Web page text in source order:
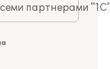
партнерами